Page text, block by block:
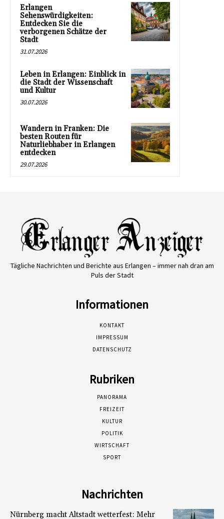
Erlangen
Sehenswürdigkeiten:
Entdecken Sie die
verborgenen Schätze der
Stadt
31.07.2026
Leben in Erlangen: Einblick in
die Stadt der Wissenschaft
und Kultur
30.07.2026
Wandern in Franken: Die
besten Routen für
Naturliebhaber in Erlangen
entdecken
29.07.2026
Tägliche Nachrichten und Berichte aus Erlangen – immer nah dran am
Puls der Stadt
Informationen
KONTAKT
IMPRESSUM
DATENSCHUTZ
Rubriken
PANORAMA
FREIZEIT
KULTUR
POLITIK
WIRTSCHAFT
SPORT
Nachrichten
Nürnberg macht Altstadt wetterfest: Mehr